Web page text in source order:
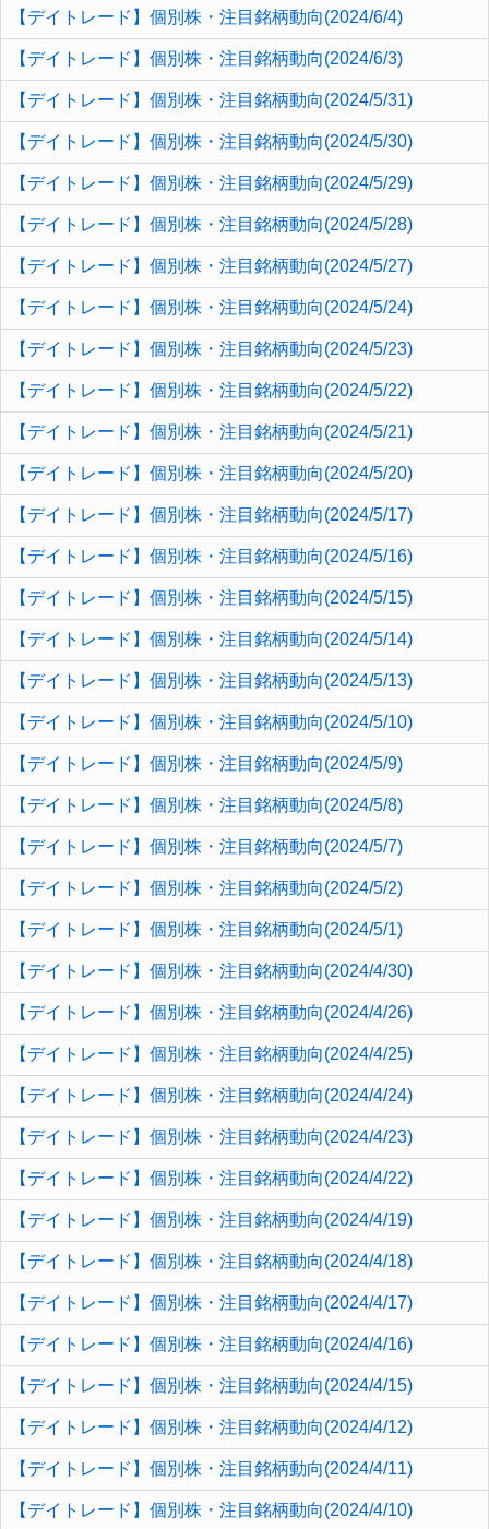
【デイトレード】個別株・注目銘柄動向(2024/6/4)
【デイトレード】個別株・注目銘柄動向(2024/6/3)
【デイトレード】個別株・注目銘柄動向(2024/5/31)
【デイトレード】個別株・注目銘柄動向(2024/5/30)
【デイトレード】個別株・注目銘柄動向(2024/5/29)
【デイトレード】個別株・注目銘柄動向(2024/5/28)
【デイトレード】個別株・注目銘柄動向(2024/5/27)
【デイトレード】個別株・注目銘柄動向(2024/5/24)
【デイトレード】個別株・注目銘柄動向(2024/5/23)
【デイトレード】個別株・注目銘柄動向(2024/5/22)
【デイトレード】個別株・注目銘柄動向(2024/5/21)
【デイトレード】個別株・注目銘柄動向(2024/5/20)
【デイトレード】個別株・注目銘柄動向(2024/5/17)
【デイトレード】個別株・注目銘柄動向(2024/5/16)
【デイトレード】個別株・注目銘柄動向(2024/5/15)
【デイトレード】個別株・注目銘柄動向(2024/5/14)
【デイトレード】個別株・注目銘柄動向(2024/5/13)
【デイトレード】個別株・注目銘柄動向(2024/5/10)
【デイトレード】個別株・注目銘柄動向(2024/5/9)
【デイトレード】個別株・注目銘柄動向(2024/5/8)
【デイトレード】個別株・注目銘柄動向(2024/5/7)
【デイトレード】個別株・注目銘柄動向(2024/5/2)
【デイトレード】個別株・注目銘柄動向(2024/5/1)
【デイトレード】個別株・注目銘柄動向(2024/4/30)
【デイトレード】個別株・注目銘柄動向(2024/4/26)
【デイトレード】個別株・注目銘柄動向(2024/4/25)
【デイトレード】個別株・注目銘柄動向(2024/4/24)
【デイトレード】個別株・注目銘柄動向(2024/4/23)
【デイトレード】個別株・注目銘柄動向(2024/4/22)
【デイトレード】個別株・注目銘柄動向(2024/4/19)
【デイトレード】個別株・注目銘柄動向(2024/4/18)
【デイトレード】個別株・注目銘柄動向(2024/4/17)
【デイトレード】個別株・注目銘柄動向(2024/4/16)
【デイトレード】個別株・注目銘柄動向(2024/4/15)
【デイトレード】個別株・注目銘柄動向(2024/4/12)
【デイトレード】個別株・注目銘柄動向(2024/4/11)
【デイトレード】個別株・注目銘柄動向(2024/4/10)